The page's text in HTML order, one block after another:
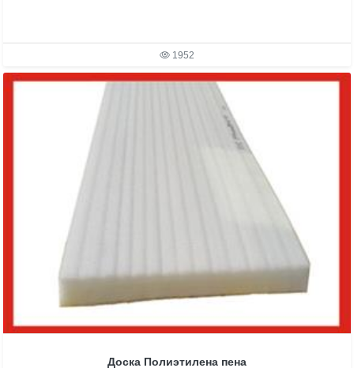
1952
Доска Полиэтилена пена